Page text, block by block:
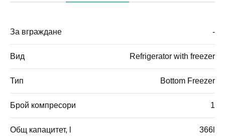
За вграждане -
Вид Refrigerator with freezer
Тип Bottom Freezer
Брой компресори 1
Общ капацитет, l 366l